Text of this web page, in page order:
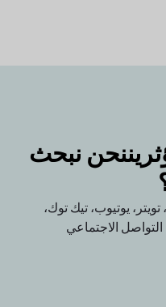
نحن نبحث
تويتر، يوتيوب، تيك توك،